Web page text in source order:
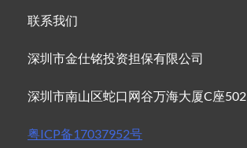
联系我们
深圳市金仕铭投资担保有限公司
深圳市南山区蛇口网谷万海大厦C座502
粤ICP备17037952号